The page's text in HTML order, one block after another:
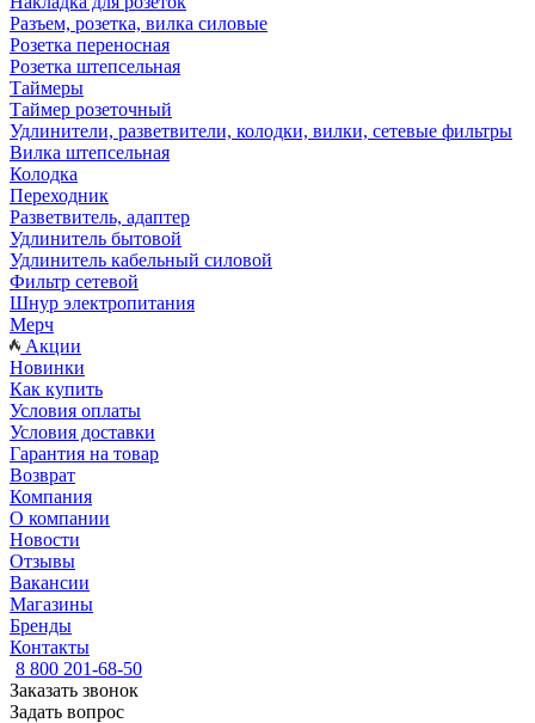
Разъем, розетка, вилка силовые
Розетка переносная
Розетка штепсельная
Таймеры
Таймер розеточный
Удлинители, разветвители, колодки, вилки, сетевые фильтры
Вилка штепсельная
Колодка
Переходник
Разветвитель, адаптер
Удлинитель бытовой
Удлинитель кабельный силовой
Фильтр сетевой
Шнур электропитания
Мерч
Акции
Новинки
Как купить
Условия оплаты
Условия доставки
Гарантия на товар
Возврат
Компания
О компании
Новости
Отзывы
Вакансии
Магазины
Бренды
Контакты
8 800 201-68-50
Заказать звонок
Задать вопрос